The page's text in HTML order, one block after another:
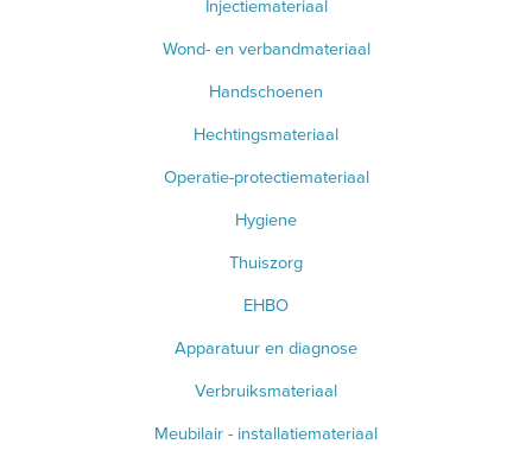
INSTRUMENTEN - INOX GERIEF
TWEEDEHANDS - LIQUIDATIE
PRODUCT NIET GEVONDEN?
Injectiemateriaal
Wond- en verbandmateriaal
Handschoenen
Hechtingsmateriaal
Operatie-protectiemateriaal
Hygiene
Thuiszorg
EHBO
Apparatuur en diagnose
Verbruiksmateriaal
Meubilair - installatiemateriaal